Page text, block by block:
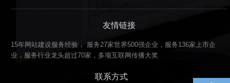
友情链接
15年网站建设服务经验， 服务27家世界500强企业，服务136家上市企
业，服务行业龙头超过70家，多项互联网传播大奖
联系方式